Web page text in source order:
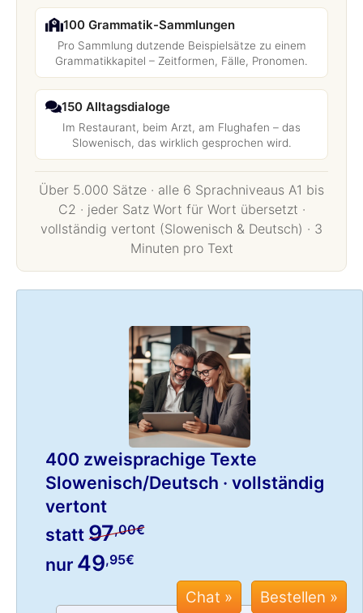
100 Grammatik-Sammlungen
Pro Sammlung dutzende Beispielsätze zu einem
Grammatikkapitel – Zeitformen, Fälle, Pronomen.
150 Alltagsdialoge
Im Restaurant, beim Arzt, am Flughafen – das
Slowenisch, das wirklich gesprochen wird.
Über 5.000 Sätze · alle 6 Sprachniveaus A1 bis
C2 · jeder Satz Wort für Wort übersetzt ·
vollständig vertont (Slowenisch & Deutsch) · 3
Minuten pro Text
400 zweisprachige Texte
Slowenisch/Deutsch · vollständig
vertont
statt97,00€
nur 49,95€
Chat »